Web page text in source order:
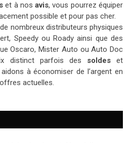
et à nosavis, vous pourrez équiper
possible et pour pas cher.
nombreux distributeurs physiques
Speedy ou Roady ainsi que des
Oscaro, Mister Auto ou Auto Doc
distinct parfois des soldeset
à économiser de l’argent en
actuelles.